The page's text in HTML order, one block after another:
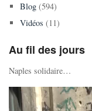
Blog(594)
Vidéos (11)
Au fil des jours
Naples solidaire…
Lecteur
vidéo